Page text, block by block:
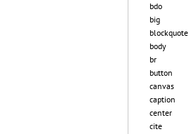
bdo
big
blockquote
body
br
button
canvas
caption
center
cite